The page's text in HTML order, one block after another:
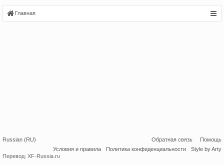
Главная
Russian (RU) Обратная связь
Помощь
Условия и правила
Политика конфиденциальности
Style by Arty
Перевод: XF-Russia.ru